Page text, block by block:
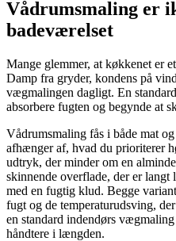
Vådrumsmaling er
badeværelset
Mange glemmer, at køkkenet er
Damp fra gryder, kondens på
vægmalingen dagligt. En
absorbere fugten og begynde at
Vådrumsmaling fås i både mat
afhænger af, hvad du prioriterer
udtryk, der minder om en
skinnende overflade, der er langt
med en fugtig klud. Begge
fugt og de temperaturudsving,
en standard indendørs
håndtere i længden.